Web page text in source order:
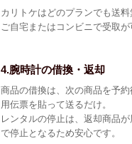
カリトケはどのプランでも送料
ご自宅またはコンビニで受取が
4.腕時計の借換・返却
商品の借換は、次の商品を予
用伝票を貼って送るだけ。
レンタルの停止は、返却商品
で停止となるため安心です。